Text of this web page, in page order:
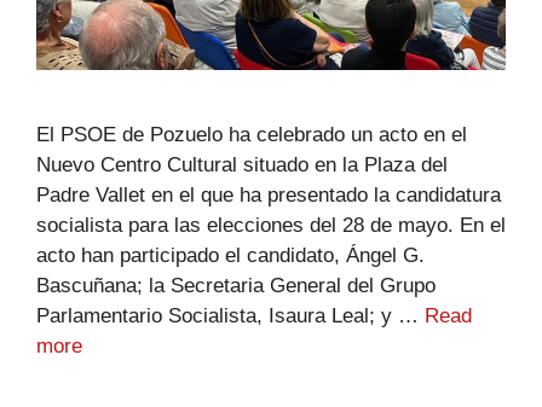
El PSOE de Pozuelo ha celebrado un acto en el
Nuevo Centro Cultural situado en la Plaza del
Padre Vallet en el que ha presentado la candidatura
socialista para las elecciones del 28 de mayo. En el
acto han participado el candidato, Ángel G.
Bascuñana; la Secretaria General del Grupo
Parlamentario Socialista, Isaura Leal; y … Read
more